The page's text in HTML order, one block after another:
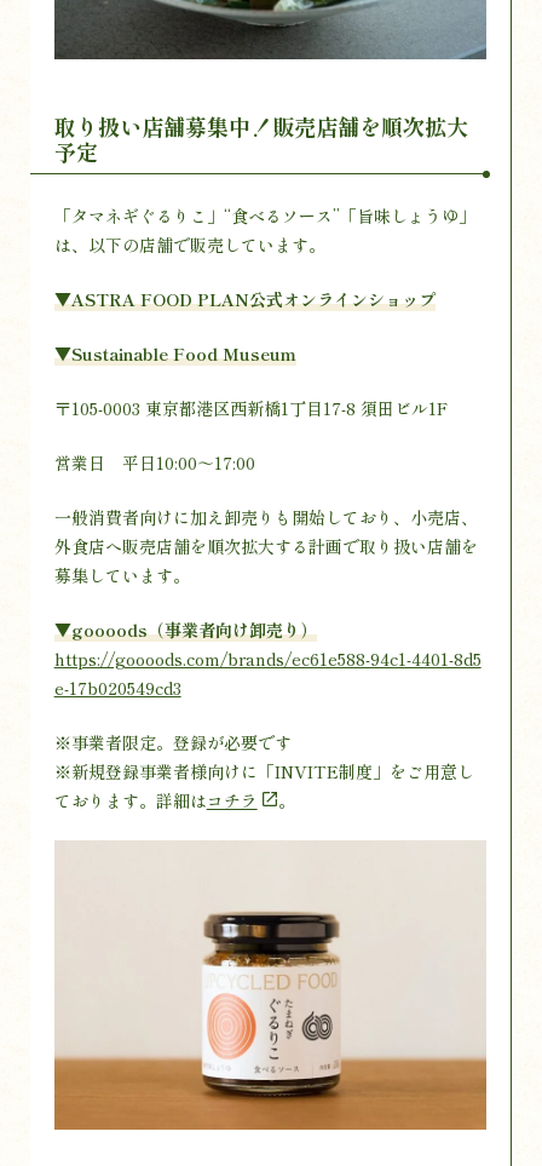
取り扱い店舗募集中！販売店舗を順次拡大
予定
「タマネギぐるりこ」“食べるソース”「旨味しょうゆ」
は、以下の店舗で販売しています。
▼ASTRA FOOD PLAN公式オンラインショップ
▼Sustainable Food Museum
〒105-0003 東京都港区西新橋1丁目17-8 須田ビル1F
営業日 平日10:00～17:00
一般消費者向けに加え卸売りも開始しており、小売店、
外食店へ販売店舗を順次拡大する計画で取り扱い店舗を
募集しています。
▼goooods（事業者向け卸売り）
https://goooods.com/brands/ec61e588-94c1-4401-8d5
e-17b020549cd3
※事業者限定。登録が必要です
※新規登録事業者様向けに「INVITE制度」をご用意し
ております。詳細はコチラ 。